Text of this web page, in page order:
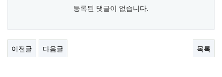
등록된 댓글이 없습니다.
이전글 다음글 목록